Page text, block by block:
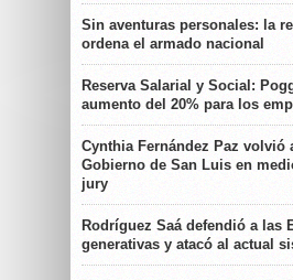
Sin aventuras personales: la
ordena el armado nacional
Reserva Salarial y Social:
aumento del 20% para los
Cynthia Fernández Paz volvió
Gobierno de San Luis en
jury
Rodríguez Saá defendió a las
generativas y atacó al actual